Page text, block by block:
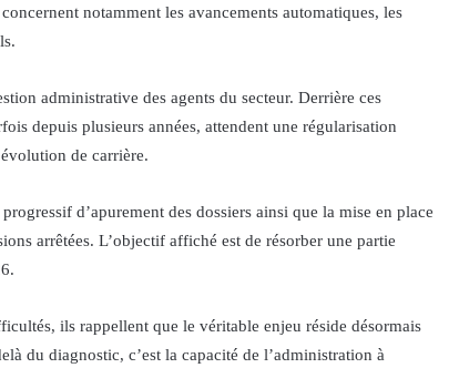
notamment les avancements automatiques, les
administrative des agents du secteur. Derrière ces
depuis plusieurs années, attendent une régularisation
de carrière.
d’apurement des dossiers ainsi que la mise en place
arrêtées. L’objectif affiché est de résorber une partie
ils rappellent que le véritable enjeu réside désormais
du diagnostic, c’est la capacité de l’administration à